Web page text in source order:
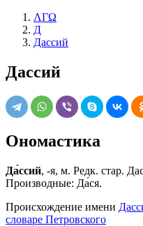
ΛΓΩ
Д
Дассий
Дассий
Ономастика
Да́ссий, -я, м. Редк. стар.
Производные: Да́ся.
Происхождение имени
словаре Петровского